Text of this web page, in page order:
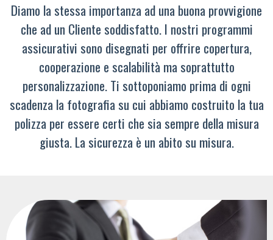
Diamo la stessa importanza ad una buona provvigione
che ad un Cliente soddisfatto. I nostri programmi
assicurativi sono disegnati per offrire copertura,
cooperazione e scalabilità ma soprattutto
personalizzazione. Ti sottoponiamo prima di ogni
scadenza la fotografia su cui abbiamo costruito la tua
polizza per essere certi che sia sempre della misura
giusta. La sicurezza è un abito su misura.